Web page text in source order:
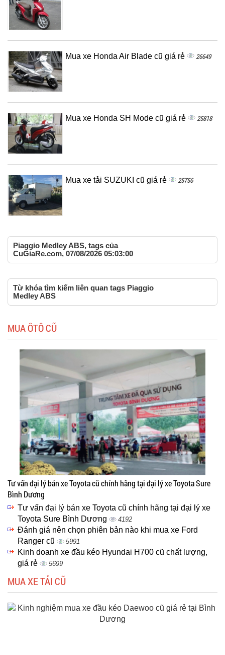
Mua xe Honda Air Blade cũ giá rẻ 26649
Mua xe Honda SH Mode cũ giá rẻ 25818
Mua xe tải SUZUKI cũ giá rẻ 25756
Piaggio Medley ABS, tags của
CuGiaRe.com, 07/08/2026 05:03:00
Từ khóa tìm kiếm liên quan tags Piaggio
Medley ABS
MUA ÔTÔ CŨ
Tư vấn đại lý bán xe Toyota cũ chính hãng tại đại lý xe Toyota Sure
Bình Dương
Tư vấn đại lý bán xe Toyota cũ chính hãng tại đại lý xe
Toyota Sure Bình Dương
4192
Đánh giá nên chọn phiên bản nào khi mua xe Ford
Ranger cũ
5991
Kinh doanh xe đầu kéo Hyundai H700 cũ chất lượng,
giá rẻ
5699
MUA XE TẢI CŨ